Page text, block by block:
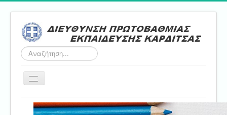
Αναζήτηση...
Εναλλαγή
Αρχική